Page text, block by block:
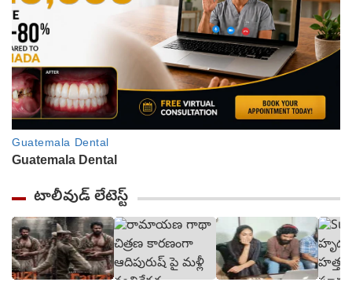
టాలీవుడ్ లేటెస్ట్